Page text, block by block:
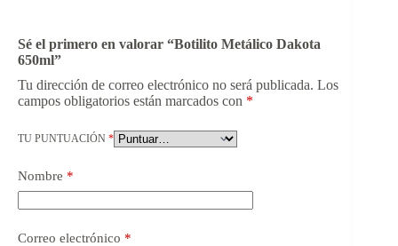
Sé el primero en valorar “Botilito Metálico Dakota
650ml”
Tu dirección de correo electrónico no será publicada. Los
campos obligatorios están marcados con *
TU PUNTUACIÓN *
Nombre *
Correo electrónico *